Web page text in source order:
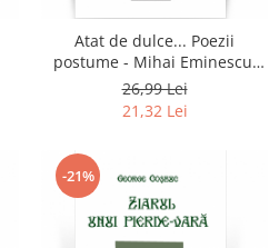
Atat de dulce... Poezii
postume - Mihai Eminescu,
editia 2021
26,99 Lei
21,32 Lei
-21%